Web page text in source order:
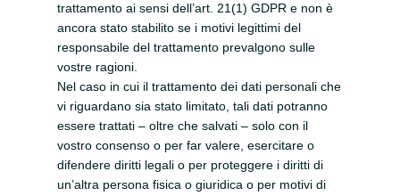
trattamento ai sensi dell’art. 21(1) GDPR e non è
ancora stato stabilito se i motivi legittimi del
responsabile del trattamento prevalgono sulle
vostre ragioni.
Nel caso in cui il trattamento dei dati personali che
vi riguardano sia stato limitato, tali dati potranno
essere trattati – oltre che salvati – solo con il
vostro consenso o per far valere, esercitare o
difendere diritti legali o per proteggere i diritti di
un’altra persona fisica o giuridica o per motivi di